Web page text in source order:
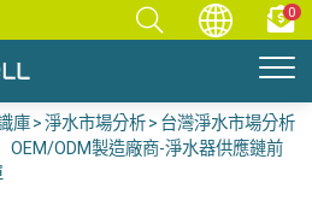
0
庫 淨水市場分析
台灣淨水市場分析
OEM/ODM製造廠商-淨水器供應鏈前